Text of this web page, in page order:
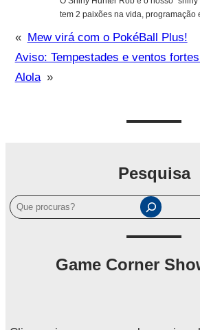
tem 2 paixões na vida, programação
« Mew virá com o PokéBall Plus!
Aviso: Tempestades e ventos
Alola »
Pesquisa
P
e
a
Game Corner